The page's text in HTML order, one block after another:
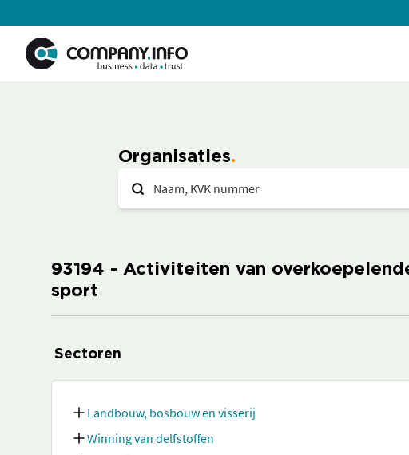
Organisaties
93194 - Activiteiten van
sport
Sectoren
Landbouw, bosbouw en visserij
Winning van delfstoffen